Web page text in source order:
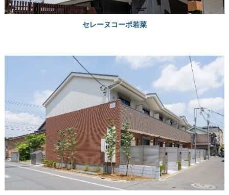
セレーヌコーポ若菜